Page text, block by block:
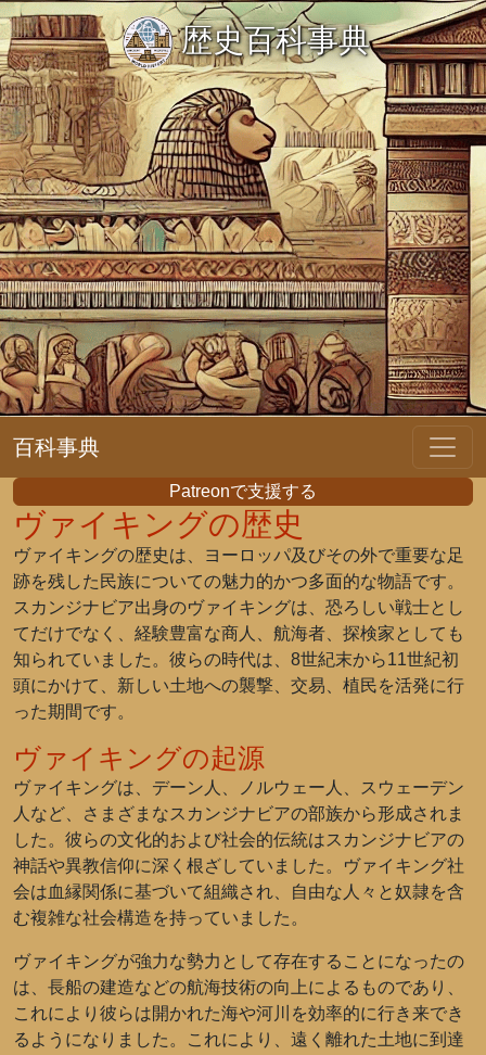
歴史百科事典
百科事典
Patreonで支援する
ヴァイキングの歴史
ヴァイキングの歴史は、ヨーロッパ及びその外で重要な足
跡を残した民族についての魅力的かつ多面的な物語です。
スカンジナビア出身のヴァイキングは、恐ろしい戦士とし
てだけでなく、経験豊富な商人、航海者、探検家としても
知られていました。彼らの時代は、8世紀末から11世紀初
頭にかけて、新しい土地への襲撃、交易、植民を活発に行
った期間です。
ヴァイキングの起源
ヴァイキングは、デーン人、ノルウェー人、スウェーデン
人など、さまざまなスカンジナビアの部族から形成されま
した。彼らの文化的および社会的伝統はスカンジナビアの
神話や異教信仰に深く根ざしていました。ヴァイキング社
会は血縁関係に基づいて組織され、自由な人々と奴隷を含
む複雑な社会構造を持っていました。
ヴァイキングが強力な勢力として存在することになったの
は、長船の建造などの航海技術の向上によるものであり、
これにより彼らは開かれた海や河川を効率的に行き来でき
るようになりました。これにより、遠く離れた土地に到達